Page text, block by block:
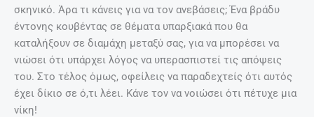
σκηνικό. Άρα τι κάνεις για να τον ανεβάσεις; Ένα βράδυ
έντονης κουβέντας σε θέματα υπαρξιακά που θα
καταλήξουν σε διαμάχη μεταξύ σας, για να μπορέσει να
νιώσει ότι υπάρχει λόγος να υπερασπιστεί τις απόψεις
του. Στο τέλος όμως, οφείλεις να παραδεχτείς ότι αυτός
έχει δίκιο σε ό,τι λέει. Κάνε τον να νοιώσει ότι πέτυχε μια
νίκη!